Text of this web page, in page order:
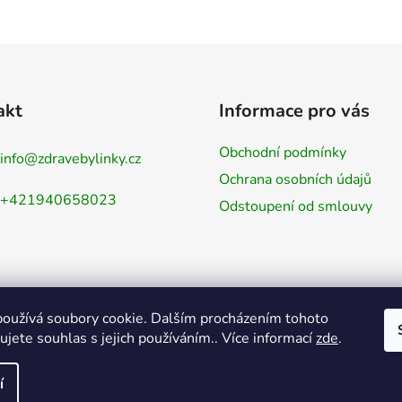
soubory cookie. Dalším procházením tohoto
souhlas s jejich používáním.. Více informacízde.
info@zdravebylinky.cz
+421940658023
Informace pro vás
Obchodní podmínky
Ochrana osobních údajů
Odstoupení od smlouvy